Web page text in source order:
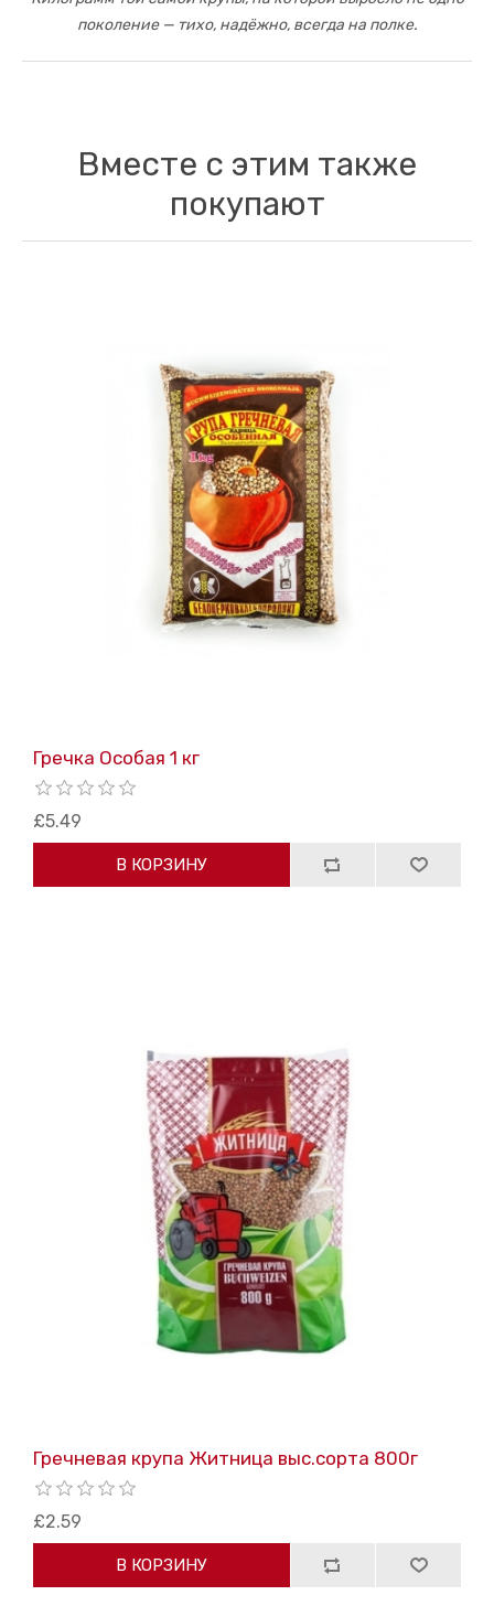
поколение — тихо, надёжно, всегда на полке.
Вместе с этим также
покупают
Гречка Особая 1 кг
£5.49
В КОРЗИНУ
Гречневая крупа Житница выс.сорта 800г
£2.59
В КОРЗИНУ